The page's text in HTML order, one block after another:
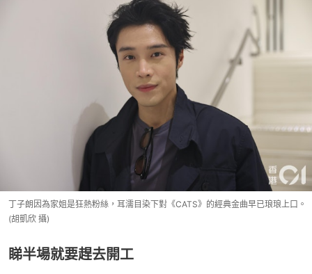
丁子朗因為家姐是狂熱粉絲，耳濡目染下對《CATS》的經典金曲早已琅琅上口。
(胡凱欣 攝)
睇半場就要趕去開工